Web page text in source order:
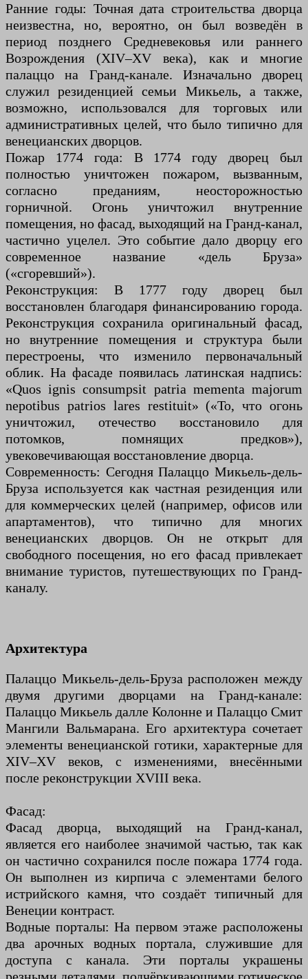
Ранние годы: Точная дата строительства дворца
неизвестна, но, вероятно, он был возведён в
период позднего Средневековья или раннего
Возрождения (XIV–XV века), как и многие
палаццо на Гранд-канале. Изначально дворец
служил резиденцией семьи Микьель, а также,
возможно, использовался для торговых или
административных целей, что было типично для
венецианских дворцов.
Пожар 1774 года: В 1774 году дворец был
полностью уничтожен пожаром, вызванным,
согласно преданиям, неосторожностью
горничной. Огонь уничтожил внутренние
помещения, но фасад, выходящий на Гранд-канал,
частично уцелел. Это событие дало дворцу его
современное название «дель Бруза»
(«сгоревший»).
Реконструкция: В 1777 году дворец был
восстановлен благодаря финансированию города.
Реконструкция сохранила оригинальный фасад,
но внутренние помещения и структура были
перестроены, что изменило первоначальный
облик. На фасаде появилась латинская надпись:
«Quos ignis consumpsit patria mementa majorum
nepotibus patrios lares restituit» («То, что огонь
уничтожил, отечество восстановило для
потомков, помнящих предков»),
увековечивающая восстановление дворца.
Современность: Сегодня Палаццо Микьель-дель-
Бруза используется как частная резиденция или
для коммерческих целей (например, офисов или
апартаментов), что типично для многих
венецианских дворцов. Он не открыт для
свободного посещения, но его фасад привлекает
внимание туристов, путешествующих по Гранд-
каналу.
Архитектура
Палаццо Микьель-дель-Бруза расположен между
двумя другими дворцами на Гранд-канале:
Палаццо Микьель далле Колонне и Палаццо Смит
Мангили Вальмарана. Его архитектура сочетает
элементы венецианской готики, характерные для
XIV–XV веков, с изменениями, внесёнными
после реконструкции XVIII века.
Фасад:
Фасад дворца, выходящий на Гранд-канал,
является его наиболее значимой частью, так как
он частично сохранился после пожара 1774 года.
Он выполнен из кирпича с элементами белого
истрийского камня, что создаёт типичный для
Венеции контраст.
Водные порталы: На первом этаже расположены
два арочных водных портала, служившие для
доступа с канала. Эти порталы украшены